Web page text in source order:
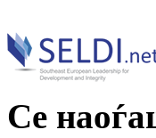
Се